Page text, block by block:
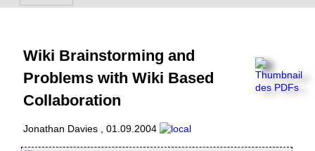
Wiki Brainstorming and
Problems with Wiki Based
Collaboration
Jonathan Davies 01.09.2004